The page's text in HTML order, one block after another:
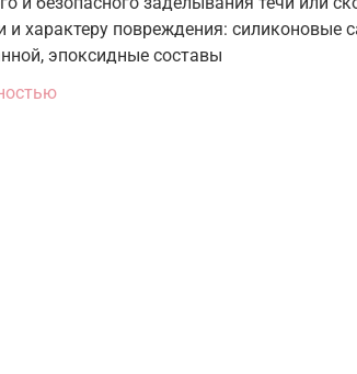
и характеру повреждения:
эпоксидные составы